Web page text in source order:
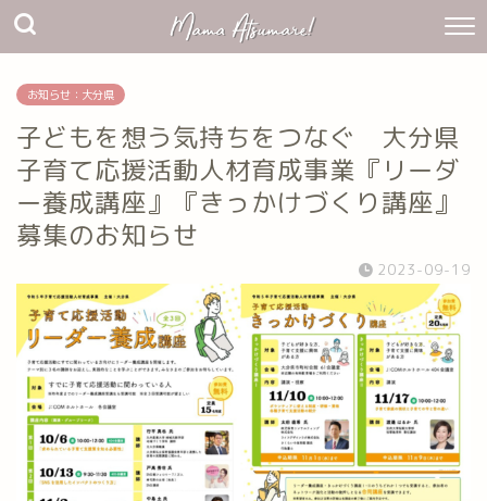
お知らせ：大分県
子どもを想う気持ちをつなぐ 大分県
子育て応援活動人材育成事業『リーダ
ー養成講座』『きっかけづくり講座』
募集のお知らせ
2023-09-19